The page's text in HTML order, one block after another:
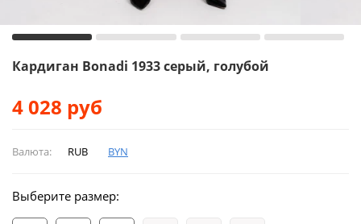
Кардиган Bonadi 1933 серый, голубой
4 028 руб
Валюта: RUB BYN
Выберите размер: